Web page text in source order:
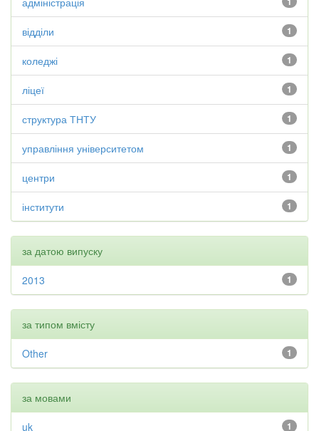
1
відділи
1
коледжі
1
ліцеї
1
структура ТНТУ
1
управління університетом
1
центри
1
інститути
за датою випуску
1
2013
за типом вмісту
1
Other
за мовами
1
uk